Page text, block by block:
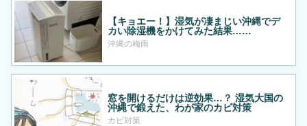
【キョエー！】湿気が凄まじい沖縄でデ
カい除湿機をかけてみた結果……
沖縄の梅雨
窓を開けるだけは逆効果…？ 湿気大国の
沖縄で鍛えた、わが家のカビ対策
カビ対策